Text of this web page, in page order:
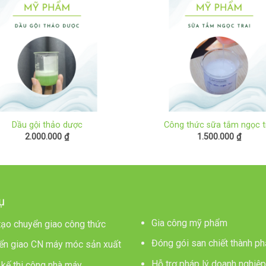
Dầu gội thảo dược
2.000.000 ₫
Công thức sữa tắm ngọc
1.500.000 ₫
chuyển giao công thức
giao CN máy móc sản xuất
Gia công mỹ phẩm
Đóng gói san chiết thành